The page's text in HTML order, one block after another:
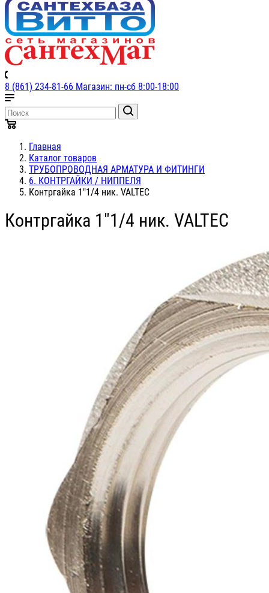
8 (861) 234-81-66 Магазин: пн-сб 8:00-18:00
Главная
Каталог товаров
ТРУБОПРОВОДНАЯ АРМАТУРА И ФИТИНГИ
6. КОНТРГАЙКИ / НИППЕЛЯ
Контргайка 1"1/4 ник. VALTEC
Контргайка 1"1/4 ник. VALTEC